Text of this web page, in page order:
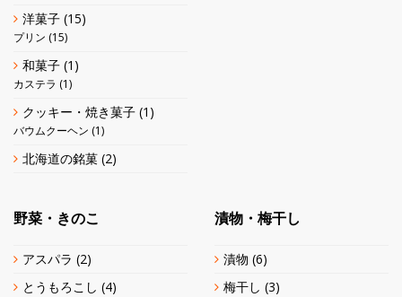
洋菓子 (15)
プリン (15)
和菓子 (1)
カステラ (1)
クッキー・焼き菓子 (1)
バウムクーヘン (1)
北海道の銘菓 (2)
野菜・きのこ
アスパラ (2)
とうもろこし (4)
漬物・梅干し
漬物 (6)
梅干し (3)